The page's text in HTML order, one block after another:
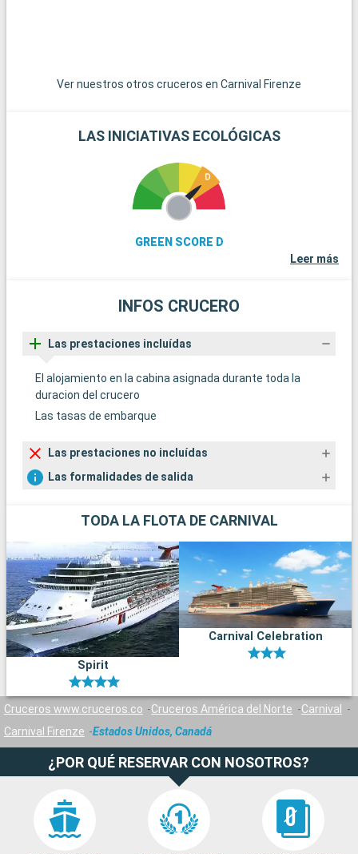
Ver nuestros otros cruceros en Carnival Firenze
LAS INICIATIVAS ECOLÓGICAS
GREEN SCORE D
Leer más
INFOS CRUCERO
Las prestaciones incluídas
El alojamiento en la cabina asignada durante toda la
duracion del crucero
Las tasas de embarque
Las prestaciones no incluídas
Las formalidades de salida
TODA LA FLOTA DE CARNIVAL
Spirit
Carnival Celebration
Cruceros www.cruceros.co Cruceros América del Norte
Carnival
Carnival Firenze
Estados Unidos, Canadá
¿POR QUÉ RESERVAR CON NOSOTROS?